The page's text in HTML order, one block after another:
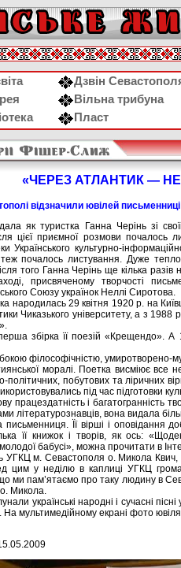
Дзвін
Вільна трибуна
Пласт
«ЧЕРЕЗ АТЛАНТИК —
відзначили ювілей
як туристка Ганна Черінь зі
цієї приємної розмови
Українського культурно-
почалось листування. Дуже
того Ганна Черінь ще кілька
присвяченому творчості
Союзу українок Неллі Сиротова.
народилась 29 квітня 1920 р. на
Чиказького університету, а з
збірка її поезій «Крещендо». А
філософічністю,
моралі. Поетка висміює все
політичних, побутових та ліричних
під час підготовки
працездатність і багатогранність
літературознавців, вона видала
письменниця. Її вірші і оповідання
її книжок і творів, як ось:
бабусі», можна прочитати в
УГКЦ м. Севастополя о. Микола
у неділю в каплиці УГКЦ
ми пам’ятаємо про таку людину в
Микола.
українські народні і сучасні
На мультимедійному екрані фото